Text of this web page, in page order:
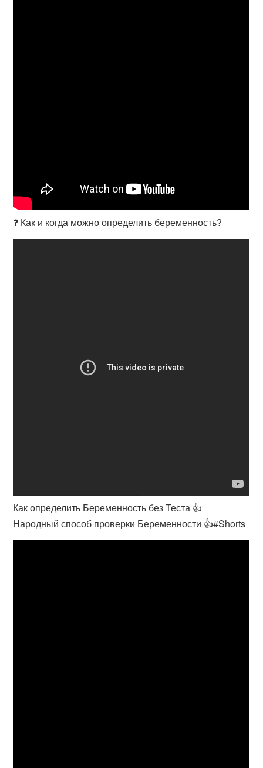
❓ Как и когда можно определить беременность?
Как определить Беременность без Теста 👍
Народный способ проверки Беременности 👍#Shorts